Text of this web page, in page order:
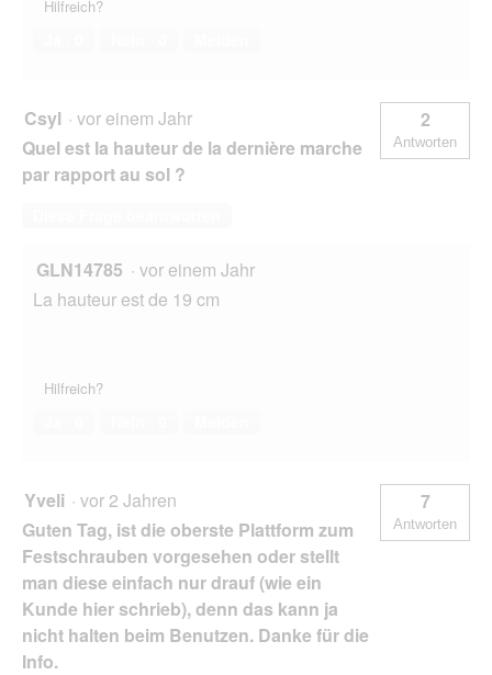
Hilfreich?
Csyl · vor einem Jahr
Quel est la hauteur de la dernière marche
par rapport au sol ?
2
Antworten
GLN14785 · vor einem Jahr
La hauteur est de 19 cm
Hilfreich?
Yveli · vor 2 Jahren
Guten Tag, ist die oberste Plattform zum
Festschrauben vorgesehen oder stellt
man diese einfach nur drauf (wie ein
Kunde hier schrieb), denn das kann ja
nicht halten beim Benutzen. Danke für die
Info.
7
Antworten